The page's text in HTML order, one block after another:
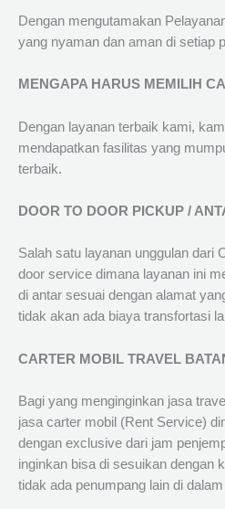
Dengan mengutamakan
yang nyaman dan aman di setiap
MENGAPA HARUS MEMILIH
Dengan layanan terbaik kami,
mendapatkan fasilitas yang
terbaik.
DOOR TO DOOR PICKUP /
Salah satu layanan unggulan dari
door service dimana layanan ini
di antar sesuai dengan alamat
tidak akan ada biaya transfortasi
CARTER MOBIL TRAVEL
Bagi yang menginginkan jasa
jasa carter mobil (Rent Service)
dengan exclusive dari jam
inginkan bisa di sesuikan dengan
tidak ada penumpang lain di